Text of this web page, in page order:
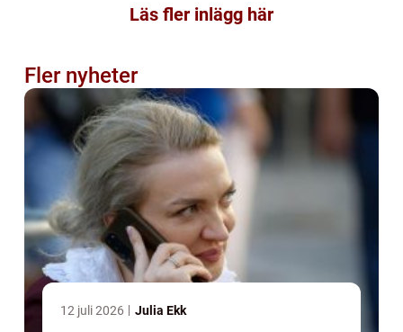
Läs fler inlägg här
Fler nyheter
12 juli 2026 Julia Ekk